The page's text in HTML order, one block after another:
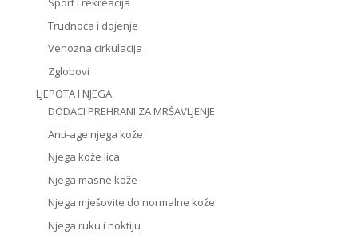
Trudnoća i dojenje
Venozna cirkulacija
Zglobovi
LJEPOTA I NJEGA
DODACI PREHRANI ZA MRŠAVLJENJE
Anti-age njega kože
Njega kože lica
Njega masne kože
Njega mješovite do normalne kože
Njega ruku i noktiju